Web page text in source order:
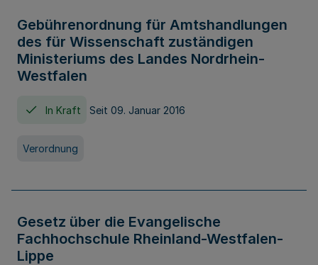
Gebührenordnung für Amtshandlungen
des für Wissenschaft zuständigen
Ministeriums des Landes Nordrhein-
Westfalen
In Kraft Seit 09. Januar 2016
Verordnung
Gesetz über die Evangelische
Fachhochschule Rheinland-Westfalen-
Lippe